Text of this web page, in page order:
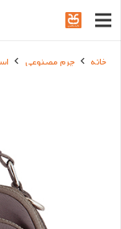
خانه چرم مصنوعی